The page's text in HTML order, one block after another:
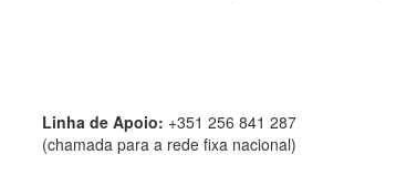
Linha de Apoio: +351 256 841 287
(chamada para a rede fixa nacional)